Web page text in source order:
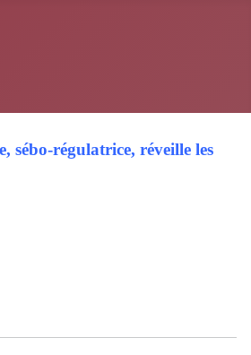
sébo-régulatrice, réveille les